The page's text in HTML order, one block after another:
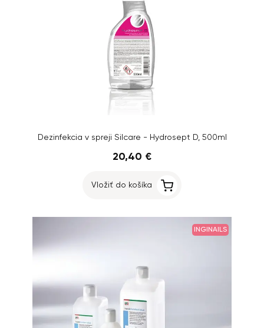
Dezinfekcia v spreji Silcare - Hydrosept D, 500ml
20,40 €
Vložiť do košíka
INGINAILS